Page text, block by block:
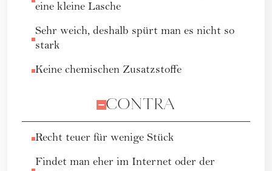
eine kleine Lasche
Sehr weich, deshalb spürt man es nicht so
stark
Keine chemischen Zusatzstoffe
CONTRA
Recht teuer für wenige Stück
Findet man eher im Internet oder der